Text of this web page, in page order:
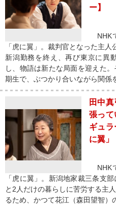
ー】
NHK
「虎に翼」。裁判官となった主
新潟勤務を終え、再び東京に異
し、物語は新たな局面を迎えた
期生で、ぶつかり合いながら関係
田中
張って
ギュ
に翼」
NHK
「虎に翼」。新潟地家裁三条支
と2人だけの暮らしに苦労する主
るため、かつて花江（森田望智）